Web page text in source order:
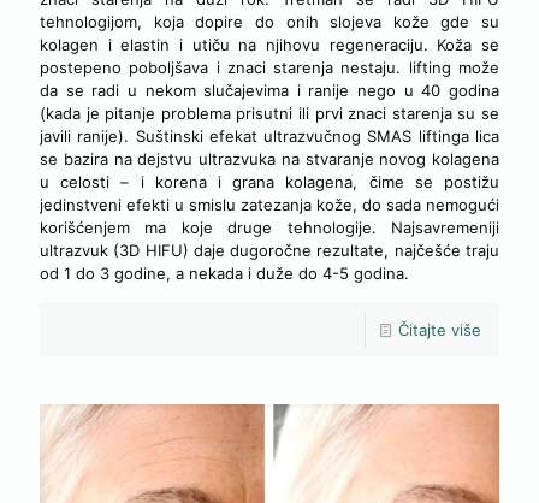
tehnologijom, koja dopire do onih slojeva kože gde su
kolagen i elastin i utiču na njihovu regeneraciju. Koža se
postepeno poboljšava i znaci starenja nestaju. lifting može
da se radi u nekom slučajevima i ranije nego u 40 godina
(kada je pitanje problema prisutni ili prvi znaci starenja su se
javili ranije). Suštinski efekat ultrazvučnog SMAS liftinga lica
se bazira na dejstvu ultrazvuka na stvaranje novog kolagena
u celosti – i korena i grana kolagena, čime se postižu
jedinstveni efekti u smislu zatezanja kože, do sada nemogući
korišćenjem ma koje druge tehnologije. Najsavremeniji
ultrazvuk (3D HIFU) daje dugoročne rezultate, najčešće traju
od 1 do 3 godine, a nekada i duže do 4-5 godina.
Čitajte više